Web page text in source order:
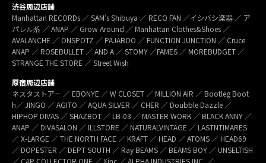
渋谷周辺店舗
Manhattan RECORDs ／ SAM’s Shibuya ／ RECO FAN ／イシバシ楽器 ／ ア
パレル系 ／ ANAP ／ Grow Around ／ Manhattan Clothes&Shoes ／
AVALANCHE ／ ONSPOTZ ／ PAJABOO ／ FUNCTION JUNCTION ／ Cruce
ANAP ／ ROSEBULLET ／ AND A ／ STOMY ／FAMES ／ MOREBUDGET ／
STRANGE THE STORE ／ Street Wish
原宿周辺店舗
ネスタストアー ／ EBONYE ／ W CLOSET ／ MILLION AIR ／ Bootleg Boot
h／ JINGO ／ AGITO ／ AQUA SILVER ／ CHER ／ Doubble Dazzle ／
HIPHOP DIVAS ／ SHAZBOT ／ LB-03 ／ MASTER WORK ／ BLACK ANNY ／
ANAP ／ DIVASALON ／ ILLSTORE ／ NATURALVINTAGE ／ LASTNTIMARES
／ X-LARGE ／ THE NORTH FACE ／ KRAFT ／ HEAD ／ ATOMS ／ HEAD69
／ DOPESTER ／ DEPT SOUTH ／ Ray BEAMS ／ BEAMS BOY ／ UNSELTISH
／ CAP COLLECTOR ONE ／ Xinc ／ ALPHA INDUSTRIES INC. ／